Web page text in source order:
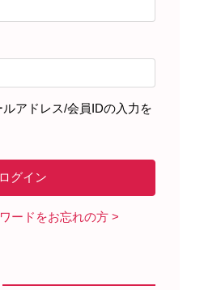
アドレス/会員IDの入力を
ードをお忘れの方